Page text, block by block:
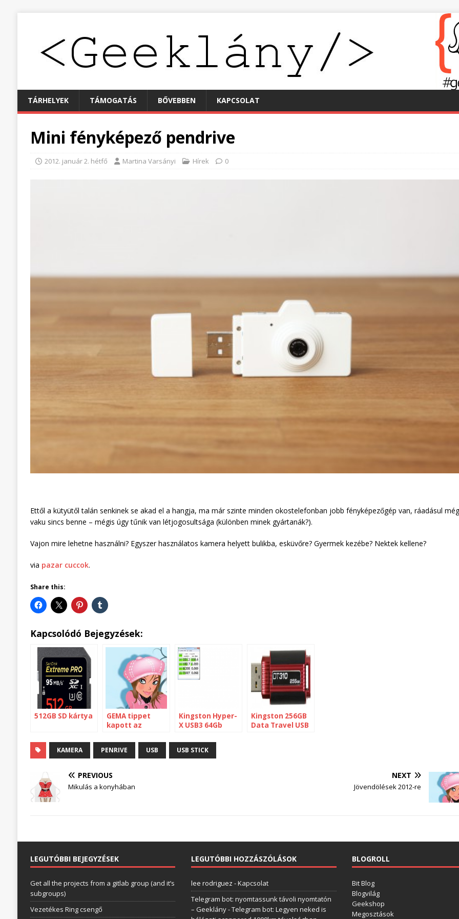
TÁRHELYEK TÁMOGATÁS BŐVEBBEN KAPCSOLAT
Mini fényképező pendrive
2012. január 2. hétfő Martina Varsányi Hírek 0
Ettől a kütyütől talán senkinek se akad el a hangja, ma már szinte minden okostelefonban jobb fényképezőgép van, ráadásul még
vaku sincs benne – mégis úgy tűnik van létjogosultsága (különben minek gyártanák?).
Vajon mire lehetne használni? Egyszer használatos kamera helyett bulikba, esküvőre? Gyermek kezébe? Nektek kellene?
via pazar cuccok.
Share this:
Kapcsolódó Bejegyzések:
512GB SD kártya
GEMA tippet
kapott az
Kingston Hyper-
X USB3 64Gb
Kingston 256GB
Data Travel USB
KAMERA PENRIVE USB USB STICK
PREVIOUS
Mikulás a konyhában
NEXT
Jövendölések 2012-re
LEGUTÓBBI BEJEGYZÉSEK
Get all the projects from a gitlab group (and it’s
subgroups)
Vezetékes Ring csengő
LEGUTÓBBI HOZZÁSZÓLÁSOK
lee rodriguez -Kapcsolat
Telegram bot: nyomtassunk távoli nyomtatón
– Geeklány-Telegram bot: Legyen neked is
BLOGROLL
Bit Blog
Blogvilág
Geekshop
Megosztások